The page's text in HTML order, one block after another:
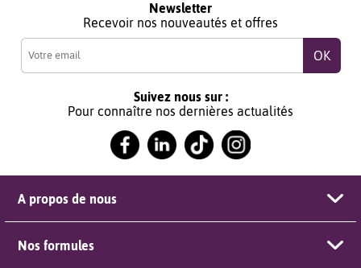
Newsletter
Recevoir nos nouveautés et offres
Suivez nous sur :
Pour connaître nos dernières actualités
A propos de nous
Nos formules